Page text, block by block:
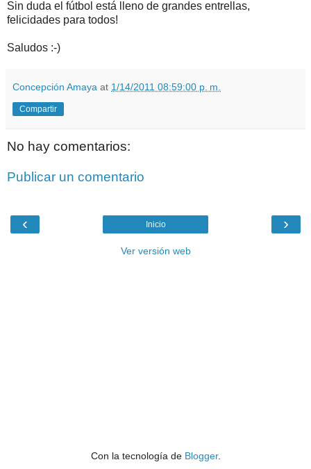
Sin duda el fútbol está lleno de grandes entrellas,
felicidades para todos!
Saludos :-)
Concepción Amaya at 1/14/2011 08:59:00 p. m.
Compartir
No hay comentarios:
Publicar un comentario
‹ ›
Inicio
Ver versión web
Con la tecnología de Blogger.